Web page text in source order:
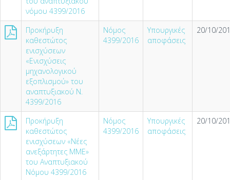
νόμου 4399/2016
Προκήρυξη
καθεστώτος
ενισχύσεων
«Ενισχύσεις
μηχανολογικού
εξοπλισμού» του
αναπτυξιακού N.
4399/2016
Νόμος
4399/2016
Υπουργικές
αποφάσεις
20/10/
Προκήρυξη
καθεστώτος
ενισχύσεων «Νέες
ανεξάρτητες ΜΜΕ»
του Αναπτυξιακού
Νόμου 4399/2016
Νόμος
4399/2016
Υπουργικές
αποφάσεις
20/10/